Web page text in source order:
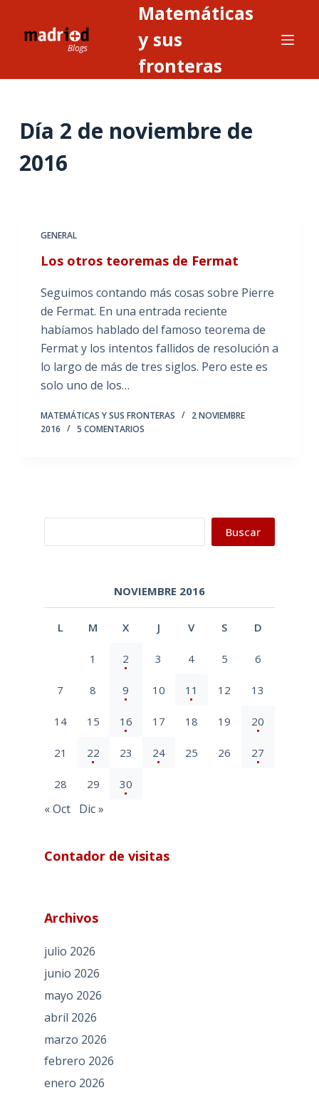
Matemáticas
y sus
fronteras
Día 2 de noviembre de
2016
GENERAL
Los otros teoremas de Fermat
Seguimos contando más cosas sobre Pierre
de Fermat. En una entrada reciente
habíamos hablado del famoso teorema de
Fermat y los intentos fallidos de resolución a
lo largo de más de tres siglos. Pero este es
solo uno de los…
MATEMÁTICAS Y SUS FRONTERAS
2 NOVIEMBRE
2016
5 COMENTARIOS
Buscar
NOVIEMBRE 2016
L M X J V S D
1 2 3 4 5 6
7 8 9 10 11 12 13
14 15 16 17 18 19 20
21 22 23 24 25 26 27
28 29 30
« Oct Dic »
Contador de visitas
Archivos
julio 2026
junio 2026
mayo 2026
abril 2026
marzo 2026
febrero 2026
enero 2026